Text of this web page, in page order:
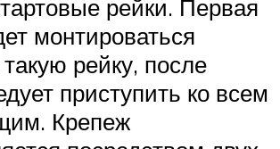
рейки. Первая
монтироваться
рейку, после
приступить ко всем
Крепеж